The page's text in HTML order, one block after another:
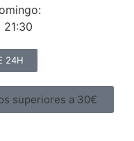
21:30
24H
superiores a 30€